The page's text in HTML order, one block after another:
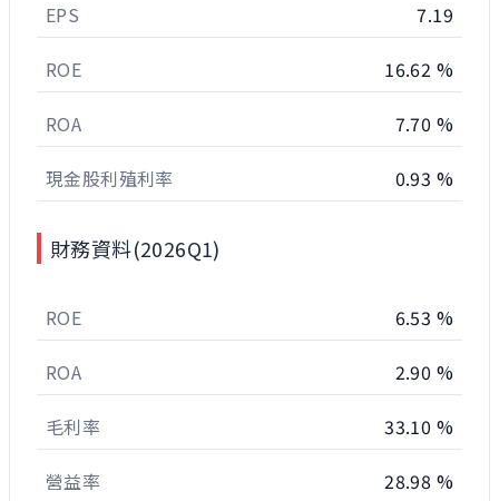
EPS 7.19
ROE 16.62 %
ROA 7.70 %
現金股利殖利率 0.93 %
財務資料(2026Q1)
ROE 6.53 %
ROA 2.90 %
毛利率 33.10 %
營益率 28.98 %